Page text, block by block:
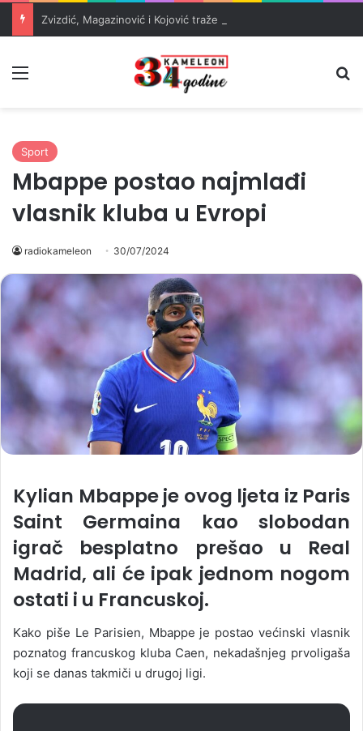
Sport
Mbappe postao najmlađi
vlasnik kluba u Evropi
radiokameleon 30/07/2024
Kylian Mbappe je ovog ljeta iz Paris
Saint Germaina kao slobodan
igrač besplatno prešao u Real
Madrid, ali će ipak jednom nogom
ostati i u Francuskoj.
Kako piše Le Parisien, Mbappe je postao većinski vlasnik
poznatog francuskog kluba Caen, nekadašnjeg prvoligaša
koji se danas takmiči u drugoj ligi.